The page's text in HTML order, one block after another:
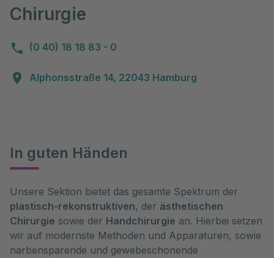
Chirurgie
(0 40) 18 18 83 - 0
Alphonsstraße 14, 22043 Hamburg
In guten Händen
Unsere Sektion bietet das gesamte Spektrum der
plastisch-rekonstruktiven, der ästhetischen
Chirurgie sowie der Handchirurgie an. Hierbei setzen
wir auf modernste Methoden und Apparaturen, sowie
narbensparende und gewebeschonende